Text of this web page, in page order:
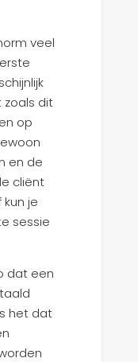
veel
dit
op
en de
cliënt
je
sessie
dat een
het dat